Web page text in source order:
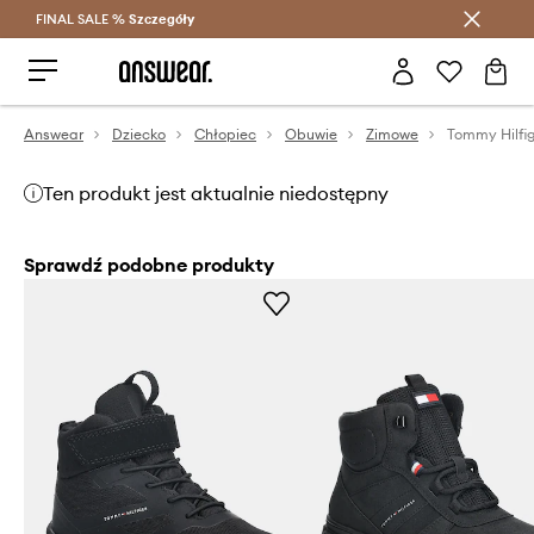
Oszczędzaj z Answear Club >
FINAL SALE % Szczegóły
Answear Dziecko Chłopiec Obuwie Zimowe
Ten produkt jest aktualnie niedostępny
Sprawdź podobne produkty